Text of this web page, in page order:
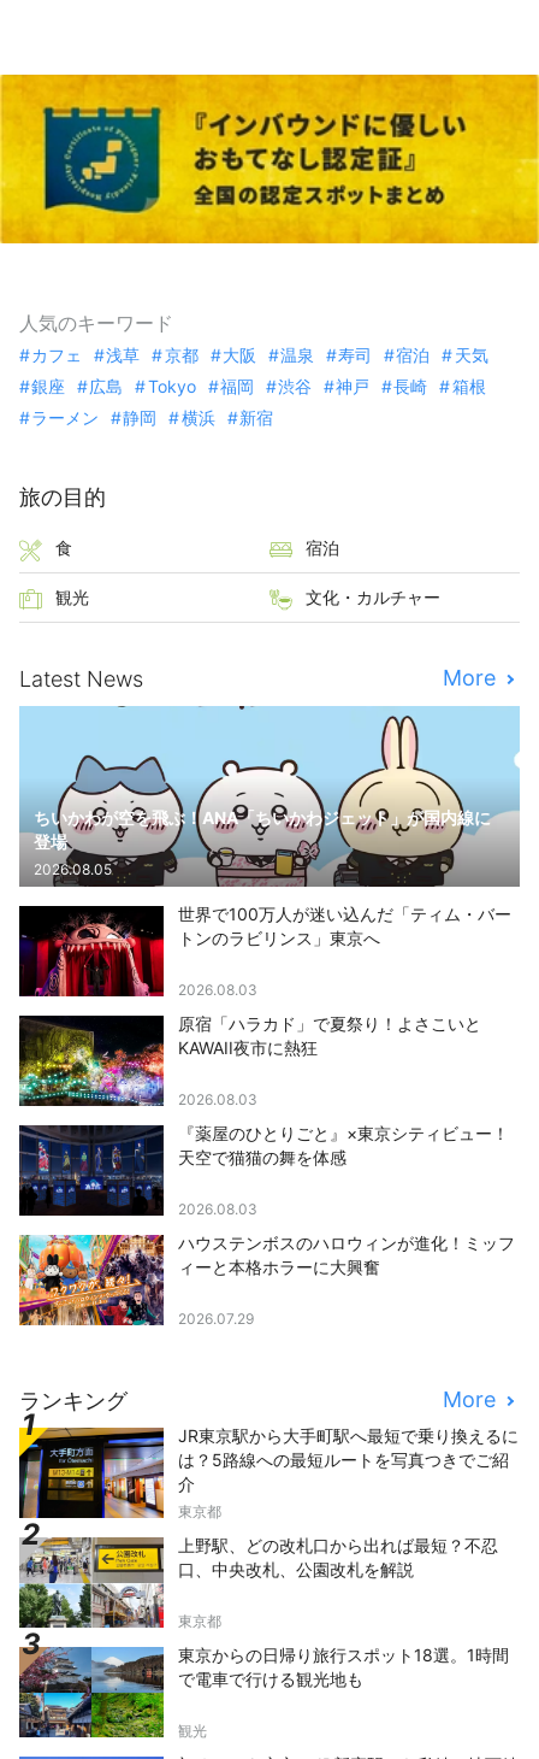
人気のキーワード
カフェ 浅草 京都 大阪 温泉 寿司 宿泊
天気
銀座
広島 Tokyo 福岡 渋谷 神戸 長崎
箱根
ラーメン
静岡 横浜 新宿
旅の目的
食 宿泊
観光 文化・カルチャー
Latest News More
ちいかわが空を飛ぶ！ANA「ちいかわジェット」が国内線に
登場
2026.08.05
世界で100万人が迷い込んだ「ティム・バー
トンのラビリンス」東京へ
2026.08.03
原宿「ハラカド」で夏祭り！よさこいと
KAWAII夜市に熱狂
2026.08.03
『薬屋のひとりごと』×東京シティビュー！
天空で猫猫の舞を体感
2026.08.03
ハウステンボスのハロウィンが進化！ミッフ
ィーと本格ホラーに大興奮
2026.07.29
ランキング More
JR東京駅から大手町駅へ最短で乗り換えるに
は？5路線への最短ルートを写真つきでご紹
介
東京都
上野駅、どの改札口から出れば最短？不忍
口、中央改札、公園改札を解説
東京都
東京からの日帰り旅行スポット18選。1時間
で電車で行ける観光地も
観光